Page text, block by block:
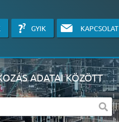
GYIK KAPCSOLAT
ADATAI KÖZÖTT